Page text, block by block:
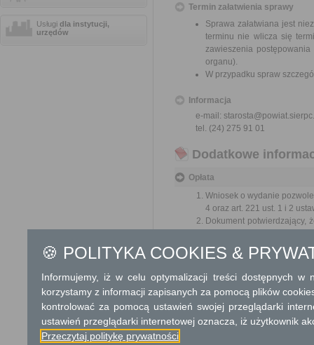
Usługi dla instytucji,
urzędów
Termin załatwienia sprawy
Sprawa załatwiana jest
terminu nie wlicza się
zawieszenia
organu).
W przypadku spraw
Informacja
e-mail:
tel. (24) 275 91 01
Dodatkowe
Opłata
Wniosek o wydanie
4 oraz art. 221 ust. 1 i 2
Dokument potwierdzający,
Dokument potwierdzający
Streszczenie wniosku
Dowód wniesienia opłaty.
Pełnomocnictwo w
Tryb odwoławczy
🍪 POLITYKA COOKIES &
Informujemy, iż w celu optymalizacji treści dostępnych w
korzystamy z informacji zapisanych za pomocą plików
kontrolować za pomocą ustawień swojej przeglądarki
ustawień przeglądarki internetowej oznacza, iż użytkownik
Przeczytaj politykę prywatności